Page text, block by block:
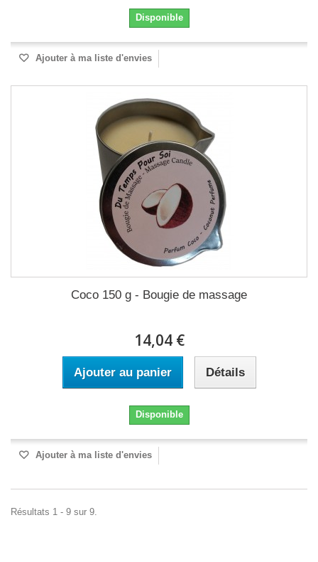
Disponible
Ajouter à ma liste d'envies
Coco 150 g - Bougie de massage
14,04 €
Ajouter au panier Détails
Disponible
Ajouter à ma liste d'envies
Résultats 1 - 9 sur 9.